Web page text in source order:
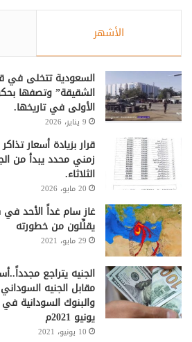
الأشهر
السعودية تتخلى في
الشقيقة” وتصفها
الأولى في تاريخها.
9 يناير، 2026
قرار بزيادة أسعار
زمني محدد يبدأ من
الثلاثاء.
20 مايو، 2026
غاز سام غداً الأحد في
يقلِّلون من خطورته
29 مايو، 2021
الجنيه يتراجع
مقابل الجنيه
يونيو 2021م
10 يونيو، 2021